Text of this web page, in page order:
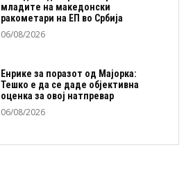
младите на македонски
ракометари на ЕП во Србија
06/08/2026
Енрике за поразот од Мајорка:
Тешко е да се даде објективна
оценка за овој натпревар
06/08/2026